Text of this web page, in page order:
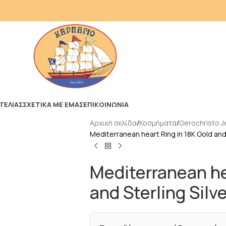
ΣΧΕΤΙΚΑ ΜΕ ΕΜΑΣΕΠΙΚΟΙΝΩΝΙΑ
Αρχική σελίδα Κοσμήματα Gerochristo
Mediterranean heart Ring in 18K Gold
Mediterranean
and Sterling